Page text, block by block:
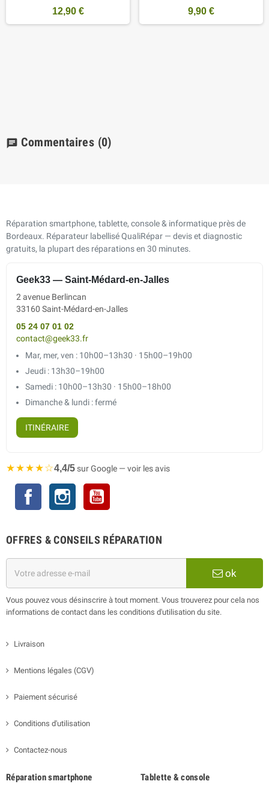
12,90 € 9,90 €
chat Commentaires (0)
Réparation smartphone, tablette, console & informatique près de
Bordeaux. Réparateur labellisé QualiRépar — devis et diagnostic
gratuits, la plupart des réparations en 30 minutes.
Geek33 — Saint-Médard-en-Jalles
2 avenue Berlincan
33160 Saint-Médard-en-Jalles
05 24 07 01 02
contact@geek33.fr
Mar, mer, ven : 10h00–13h30 · 15h00–19h00
Jeudi : 13h30–19h00
Samedi : 10h00–13h30 · 15h00–18h00
Dimanche & lundi : fermé
ITINÉRAIRE
★★★★☆4,4/5sur Google — voir les avis
Facebook Instagram
OFFRES & CONSEILS RÉPARATION
ok
Vous pouvez vous désinscrire à tout moment. Vous trouverez pour cela nos
informations de contact dans les conditions d'utilisation du site.
Livraison
Mentions légales (CGV)
Paiement sécurisé
Conditions d'utilisation
Contactez-nous
Réparation smartphone Tablette & console